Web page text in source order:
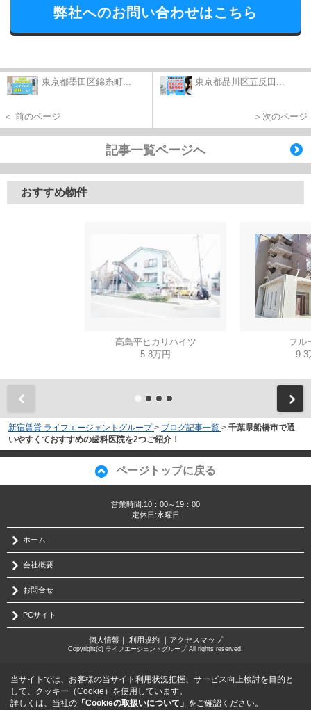
弊社へのお問い合わせはこちら
東京都墨田区錦糸町...
＜ 前のページ
東京都品川区五反田...
＞次のページ
記事一覧ページへ
おすすめ物件
高島平ヒカリハイツ
5.8万円
フル
9.3
新宿賃貸 ライフエージェントグループ > ブログ記事一覧 > 千葉県船橋市で通
いやすくておすすめの歯科医院を2つご紹介！
ページトップに戻る
営業時間:10：00～19：00
定休日:水曜日
ホーム
会社概要
お問合せ
PCサイト
個人情報 ｜ 利用規約｜ アクセスマップ
Copyright(c) ライフエージェントグループ All rights reserved.
当サイトでは、お客様の当サイト利用状況把握、サービス向上検討を目的と
して、クッキー（Cookie）を使用しています。
詳しくは、当社の 「Cookieの取扱いについて」 をご確認ください。